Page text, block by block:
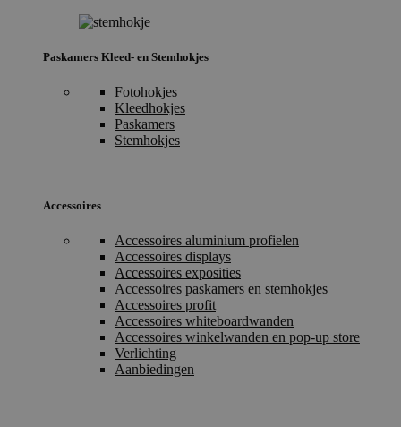
Paskamers Kleed- en Stemhokjes
Fotohokjes
Kleedhokjes
Paskamers
Stemhokjes
Accessoires
Accessoires aluminium profielen
Accessoires displays
Accessoires exposities
Accessoires paskamers en stemhokjes
Accessoires profit
Accessoires whiteboardwanden
Accessoires winkelwanden en pop-up store
Verlichting
Aanbiedingen